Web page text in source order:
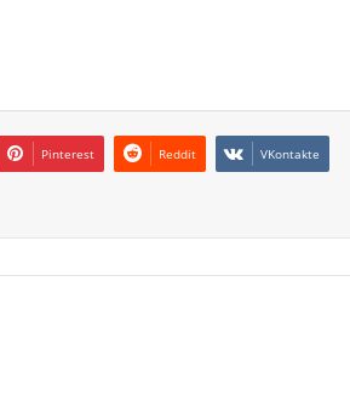
Pinterest Reddit VKontakte